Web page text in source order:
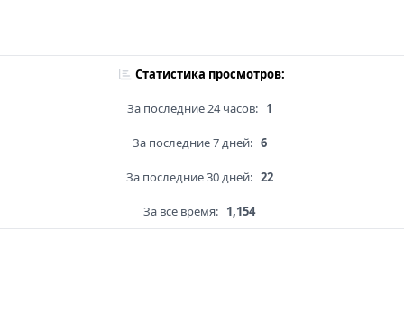
Статистика просмотров:
За последние 24 часов: 1
За последние 7 дней: 6
За последние 30 дней: 22
За всё время: 1,154